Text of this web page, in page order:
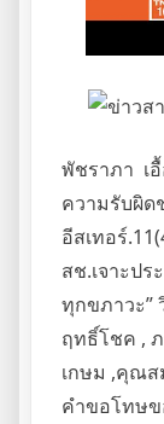
พัชราภา เ
ความรับผิด
อีสเทอร์
สช.เจาะปร
ทุกขภาวะ”
ฤทธิ์โชค ,
เกษม ,คุณส
คำขอโทษข